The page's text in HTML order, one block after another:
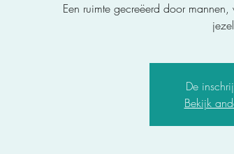
Een ruimte gecreëerd door
De
Bekijk